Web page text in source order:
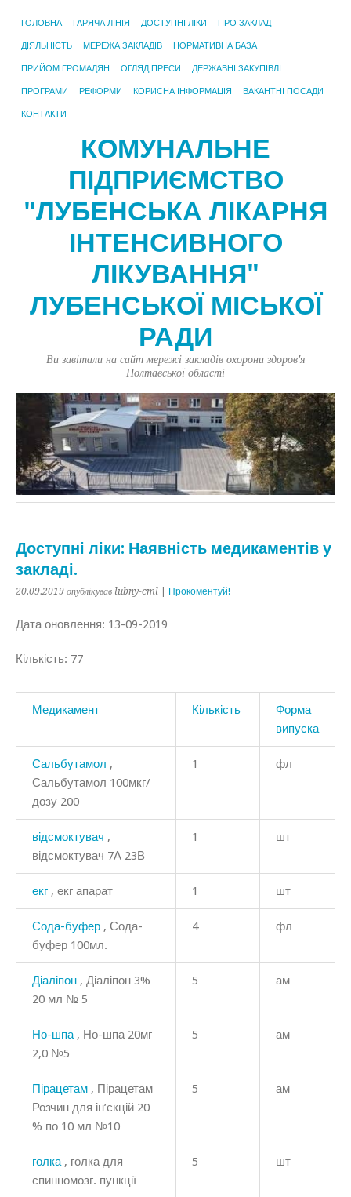
ГОЛОВНА ГАРЯЧА ЛІНІЯ ДОСТУПНІ ЛІКИ ПРО ЗАКЛАД
ДІЯЛЬНІСТЬ МЕРЕЖА ЗАКЛАДІВ НОРМАТИВНА БАЗА
ПРИЙОМ ГРОМАДЯН ОГЛЯД ПРЕСИ ДЕРЖАВНІ ЗАКУПІВЛІ
ПРОГРАМИ РЕФОРМИ КОРИСНА ІНФОРМАЦІЯ ВАКАНТНІ ПОСАДИ
КОНТАКТИ
КОМУНАЛЬНЕ
ПІДПРИЄМСТВО
"ЛУБЕНСЬКА ЛІКАРНЯ
ІНТЕНСИВНОГО
ЛІКУВАННЯ"
ЛУБЕНСЬКОЇ МІСЬКОЇ
РАДИ
Ви завітали на сайт мережі закладів охорони здоров'я
Полтавської області
Доступні ліки: Наявність медикаментів у
закладі.
20.09.2019 опублікував lubny-cml Прокоментуй!
Дата оновлення: 13-09-2019
Кількість: 77
Медикамент Кількість
Форма
випуска
Сальбутамол ,
Сальбутамол 100мкг/
дозу 200
1 фл
відсмоктувач ,
відсмоктувач 7А 23В
1 шт
екг , екг апарат 1 шт
Сода-буфер , Сода-
буфер 100мл.
4 фл
Діаліпон , Діаліпон 3%
20 мл № 5
5 ам
Но-шпа , Но-шпа 20мг
2,0 №5
5 ам
Пірацетам , Пірацетам
Розчин для ін’єкцій 20
% по 10 мл №10
5 ам
голка , голка для
спинномозг. пункції
5 шт